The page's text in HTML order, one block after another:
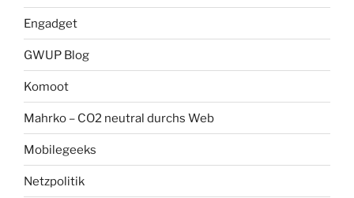
Engadget
GWUP Blog
Komoot
Mahrko – CO2 neutral durchs Web
Mobilegeeks
Netzpolitik